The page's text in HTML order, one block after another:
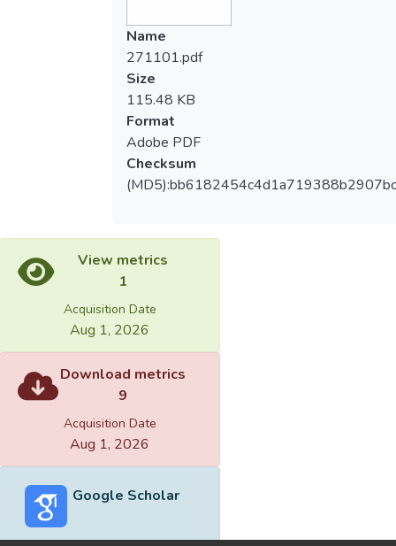
Name
271101.pdf
Size
115.48 KB
Format
Adobe PDF
Checksum
View metrics
1
Acquisition Date
Aug 1, 2026
Download metrics
9
Acquisition Date
Aug 1, 2026
Google Scholar